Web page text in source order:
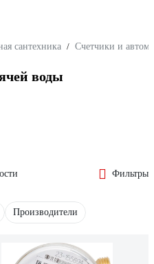
сантехника / Счетчики и
воды
Фильтры
Производители